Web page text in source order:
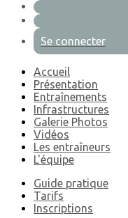
Se connecter
Accueil
Présentation
Entraînements
Infrastructures
Galerie Photos
Vidéos
Les entraîneurs
L'équipe
Guide pratique
Tarifs
Inscriptions